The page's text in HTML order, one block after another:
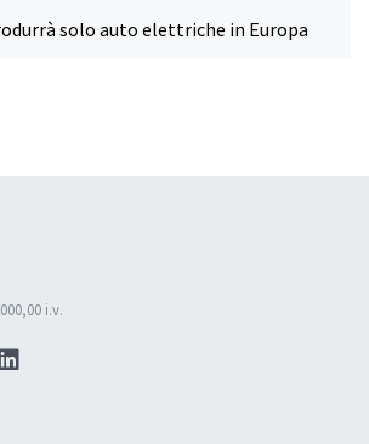
solo auto elettriche in Europa
i.v.